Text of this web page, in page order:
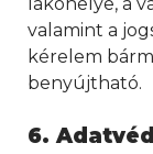
valamint a
kérelem
benyújtható.
6.